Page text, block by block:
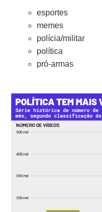
esportes
memes
polícia/militar
política
pró-armas